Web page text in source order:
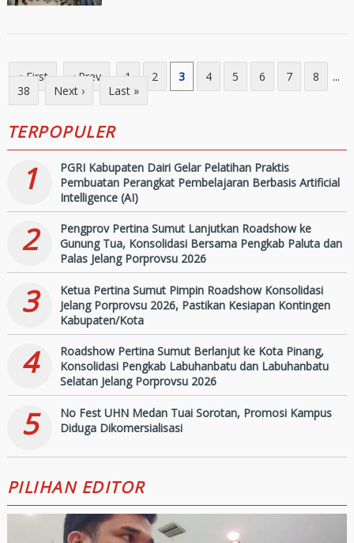
« First ‹ Prev 1 2 3 4 5 6 7 8
...
38
Next › Last »
TERPOPULER
1
PGRI Kabupaten Dairi Gelar Pelatihan Praktis
Pembuatan Perangkat Pembelajaran Berbasis Artificial
Intelligence (AI)
2
Pengprov Pertina Sumut Lanjutkan Roadshow ke
Gunung Tua, Konsolidasi Bersama Pengkab Paluta dan
Palas Jelang Porprovsu 2026
3
Ketua Pertina Sumut Pimpin Roadshow Konsolidasi
Jelang Porprovsu 2026, Pastikan Kesiapan Kontingen
Kabupaten/Kota
4
Roadshow Pertina Sumut Berlanjut ke Kota Pinang,
Konsolidasi Pengkab Labuhanbatu dan Labuhanbatu
Selatan Jelang Porprovsu 2026
5
No Fest UHN Medan Tuai Sorotan, Promosi Kampus
Diduga Dikomersialisasi
PILIHAN EDITOR